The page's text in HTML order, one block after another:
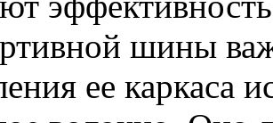
шины
ее каркаса